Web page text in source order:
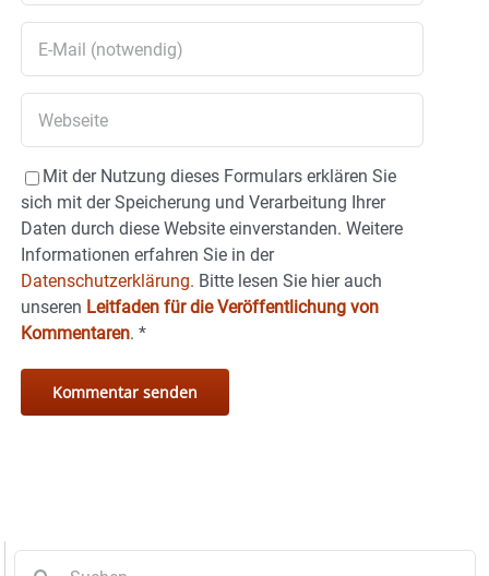
Mit der Nutzung dieses Formulars erklären Sie
sich mit der Speicherung und Verarbeitung Ihrer
Daten durch diese Website einverstanden. Weitere
Informationen erfahren Sie in der
Datenschutzerklärung. Bitte lesen Sie hier auch
unseren Leitfaden für die Veröffentlichung von
Kommentaren. *